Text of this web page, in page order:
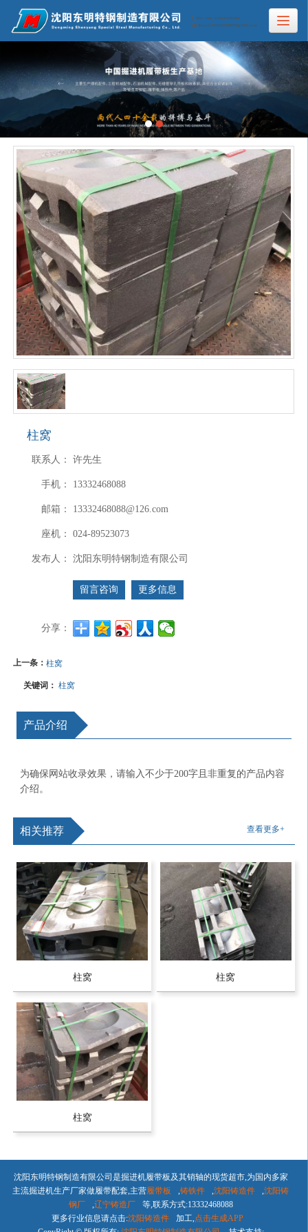
柱窝
联系人： 许先生
手机： 13332468088
邮箱： 13332468088@126.com
座机： 024-89523073
发布人： 沈阳东明特钢制造有限公司
留言咨询 更多信息
分享：
上一条：柱窝
关键词：柱窝
产品介绍
为确保网站收录效果，请输入不少于200字且非重复的产品内容
介绍。
相关推荐 查看更多+
柱窝 柱窝
柱窝
沈阳东明特钢制造有限公司是掘进机履带板及其销轴的现货超市,为国内多家
主流掘进机生产厂家做履带配套,主营履带板 ,铸铁件 ,沈阳铸造件 ,沈阳铸
钢厂
,辽宁铸造厂
等,联系方式:13332468088
更多行业信息请点击:沈阳铸造件 加工,点击生成APP